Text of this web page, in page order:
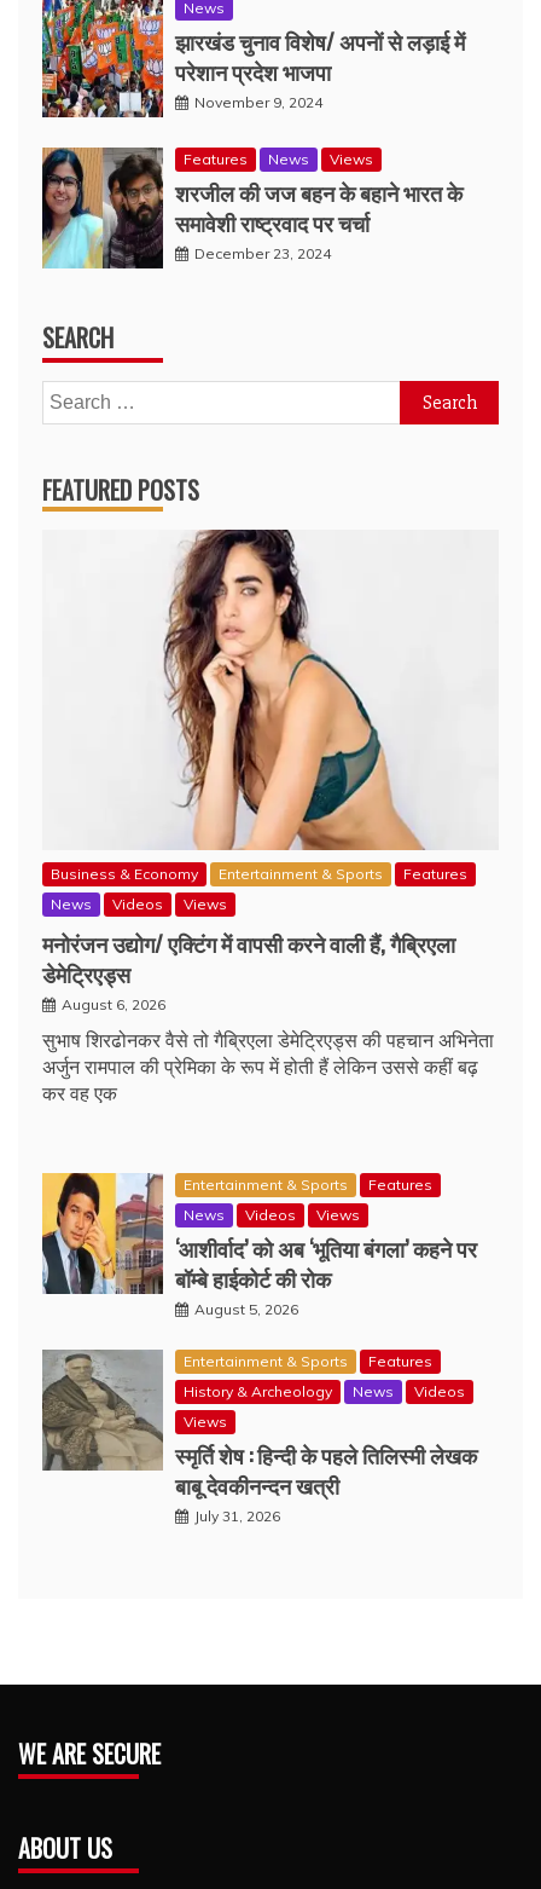
News
झारखंड चुनाव विशेष/ अपनों से लड़ाई में
परेशान प्रदेश भाजपा
November 9, 2024
Features News Views
शरजील की जज बहन के बहाने भारत के
समावेशी राष्ट्रवाद पर चर्चा
December 23, 2024
SEARCH
Search
for:
FEATURED POSTS
Business & Economy Entertainment & Sports
Features
News
Videos Views
मनोरंजन उद्योग/ एक्टिंग में वापसी करने वाली हैं, गैब्रिएला
डेमेट्रिएड्स
August 6, 2026
सुभाष शिरढोनकर वैसे तो गैब्रिएला डेमेट्रिएड्स की पहचान अभिनेता
अर्जुन रामपाल की प्रेमिका के रूप में होती हैं लेकिन उससे कहीं बढ़
कर वह एक
Entertainment & Sports
Features
News
Videos Views
‘आशीर्वाद’ को अब ‘भूतिया बंगला’ कहने पर
बॉम्बे हाईकोर्ट की रोक
August 5, 2026
Entertainment & Sports
Features
History & Archeology
News
Videos
Views
स्मृर्ति शेष : हिन्दी के पहले तिलिस्मी लेखक
बाबू देवकीनन्दन खत्री
July 31, 2026
WE ARE SECURE
ABOUT US